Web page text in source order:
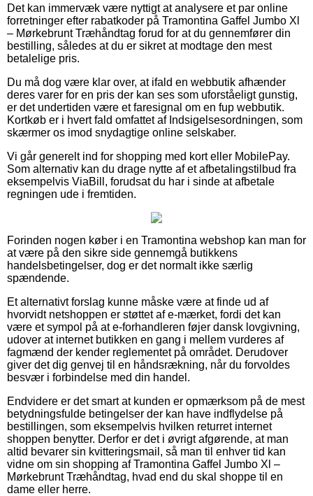
Det kan immervæk være nyttigt at analysere et par online
forretninger efter rabatkoder på Tramontina Gaffel Jumbo Xl
– Mørkebrunt Træhåndtag forud for at du gennemfører din
bestilling, således at du er sikret at modtage den mest
betalelige pris.
Du må dog være klar over, at ifald en webbutik afhænder
deres varer for en pris der kan ses som uforståeligt gunstig,
er det undertiden være et faresignal om en fup webbutik.
Kortkøb er i hvert fald omfattet af Indsigelsesordningen, som
skærmer os imod snydagtige online selskaber.
Vi går generelt ind for shopping med kort eller MobilePay.
Som alternativ kan du drage nytte af et afbetalingstilbud fra
eksempelvis ViaBill, forudsat du har i sinde at afbetale
regningen ude i fremtiden.
Forinden nogen køber i en Tramontina webshop kan man for
at være på den sikre side gennemgå butikkens
handelsbetingelser, dog er det normalt ikke særlig
spændende.
Et alternativt forslag kunne måske være at finde ud af
hvorvidt netshoppen er støttet af e-mærket, fordi det kan
være et sympol på at e-forhandleren føjer dansk lovgivning,
udover at internet butikken en gang i mellem vurderes af
fagmænd der kender reglementet på området. Derudover
giver det dig genvej til en håndsrækning, når du forvoldes
besvær i forbindelse med din handel.
Endvidere er det smart at kunden er opmærksom på de mest
betydningsfulde betingelser der kan have indflydelse på
bestillingen, som eksempelvis hvilken returret internet
shoppen benytter. Derfor er det i øvrigt afgørende, at man
altid bevarer sin kvitteringsmail, så man til enhver tid kan
vidne om sin shopping af Tramontina Gaffel Jumbo Xl –
Mørkebrunt Træhåndtag, hvad end du skal shoppe til en
dame eller herre.